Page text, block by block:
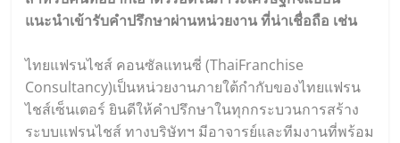
แนะนำเข้ารับคำปรึกษาผ่านหน่วยงาน ที่น่าเชื่อถือ เช่น
ไทยแฟรนไชส์ คอนซัลแทนซี่ (ThaiFranchise
Consultancy)เป็นหน่วยงานภายใต้กำกับของไทยแฟรน
ไชส์เซ็นเตอร์ ยินดีให้คำปรึกษาในทุกกระบวนการสร้าง
ระบบแฟรนไชส์ ทางบริษัทฯ มีอาจารย์และทีมงานที่พร้อม